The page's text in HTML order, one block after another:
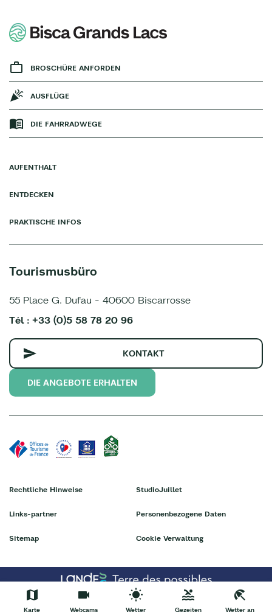
BROSCHÜRE ANFORDEN
AUSFLÜGE
DIE FAHRRADWEGE
AUFENTHALT
ENTDECKEN
PRAKTISCHE INFOS
Tourismusbüro
55 Place G. Dufau - 40600 Biscarrosse
Tél : +33 (0)5 58 78 20 96
KONTAKT
DIE ANGEBOTE ERHALTEN
Rechtliche Hinweise
Links-partner
Sitemap
StudioJuillet
Personenbezogene Daten
Cookie Verwaltung
Karte Webcams Wetter Gezeiten
Wetter an